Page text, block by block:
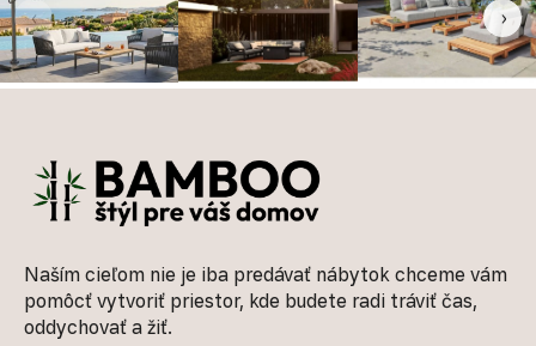
‹ ›
Naším cieľom nie je iba predávať nábytok chceme vám
pomôcť vytvoriť priestor, kde budete radi tráviť čas,
oddychovať a žiť.